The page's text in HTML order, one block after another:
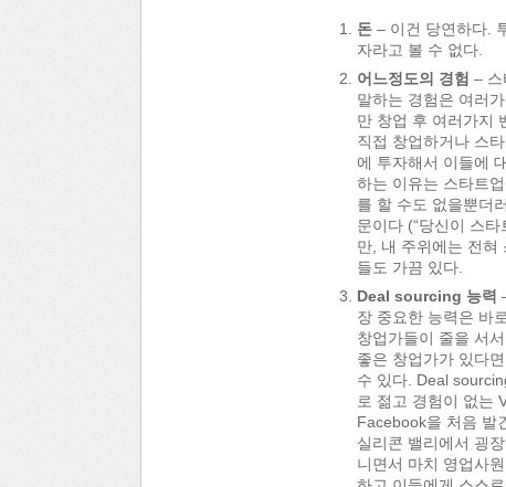
돈 – 이건 당연하다.
자라고 볼 수 없다.
어느정도의 경험 – 스
말하는 경험은 여러
만 창업 후 여러가지
직접 창업하거나 스
에 투자해서 이들에
하는 이유는 스타트
를 할 수도 없을뿐더
문이다 (“당신이 스
만, 내 주위에는 전혀
들도 가끔 있다.
Deal sourcing 능력
장 중요한 능력은 바
창업가들이 줄을 서
좋은 창업가가 있다
수 있다. Deal
로 젊고 경험이 없는
Facebook을 처음 발
실리콘 밸리에서 굉
니면서 마치 영업사